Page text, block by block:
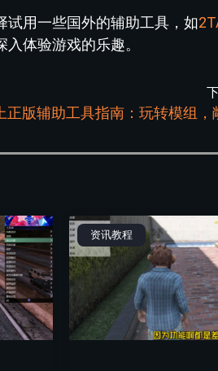
试用一些国外的辅助工具，如
体验游戏的乐趣。
资讯教程